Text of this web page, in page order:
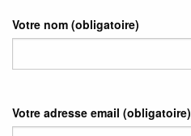
Votre nom (obligatoire)
Votre adresse email (obligatoire)